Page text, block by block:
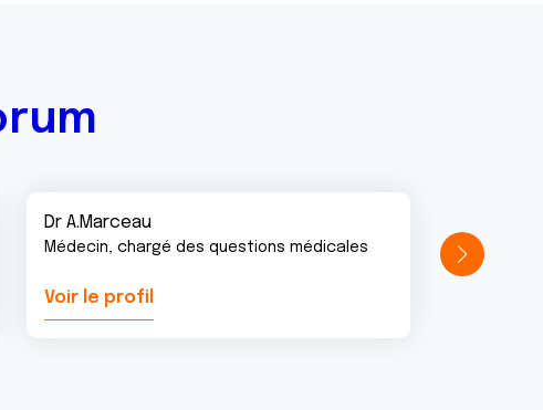
Dr A.Marceau
Médecin, chargé des questions médicales
Voir le profil